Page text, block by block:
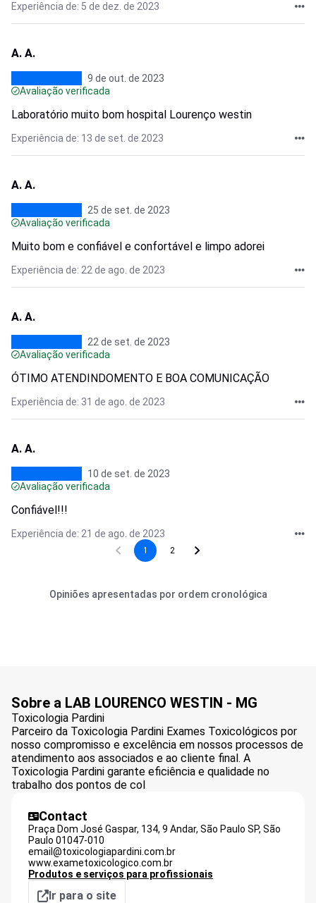
Experiência de: 5 de dez. de 2023
A. A.
9 de out. de 2023
Avaliação verificada
Laboratório muito bom hospital Lourenço westin
Experiência de: 13 de set. de 2023
A. A.
25 de set. de 2023
Avaliação verificada
Muito bom e confiável e confortável e limpo adorei
Experiência de: 22 de ago. de 2023
A. A.
22 de set. de 2023
Avaliação verificada
ÓTIMO ATENDINDOMENTO E BOA COMUNICAÇÃO
Experiência de: 31 de ago. de 2023
A. A.
10 de set. de 2023
Avaliação verificada
Confiável!!!
Experiência de: 21 de ago. de 2023
1 2
Opiniões apresentadas por ordem cronológica
Sobre a LAB LOURENCO WESTIN - MG
Toxicologia Pardini
Parceiro da Toxicologia Pardini Exames Toxicológicos por
nosso compromisso e excelência em nossos processos de
atendimento aos associados e ao cliente final. A
Toxicologia Pardini garante eficiência e qualidade no
trabalho dos pontos de col
Contact
Praça Dom José Gaspar, 134, 9 Andar, São Paulo SP, São
Paulo 01047-010
email@toxicologiapardini.com.br
www.exametoxicologico.com.br
Produtos e serviços para profissionais
Ir para o site